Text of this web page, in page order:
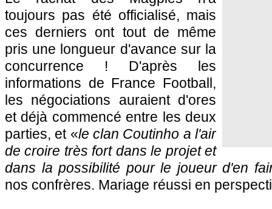
toujours pas été officialisé, mais
ces derniers ont tout de même
pris une longueur d'avance sur la
concurrence ! D'après les
informations de France Football,
les négociations auraient d'ores
et déjà commencé entre les deux
parties, et «le clan Coutinho a l'air
de croire très fort dans le projet et
dans la possibilité pour le joueur d'en
nos confrères. Mariage réussi en